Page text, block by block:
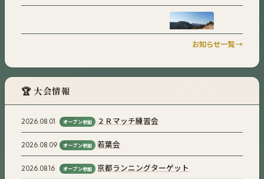
ホームページリニューアル
お知らせ一覧 →
🏆 大会情報
2026.08.01 オープン参加 ２Ｒマッチ練習会
2026.08.09 オープン参加 若葉会
2026.08.16 オープン参加 京都ランニングターゲット